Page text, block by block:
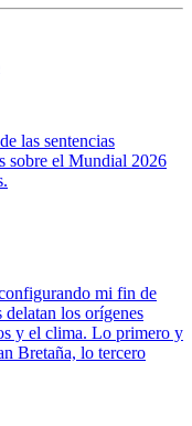
las sentencias
sobre el Mundial 2026
mi fin de
delatan los orígenes
y el clima. Lo primero y
Bretaña, lo tercero